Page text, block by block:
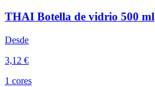
THAI Botella de vidrio 500 ml
Desde
3,12 €
1 cores